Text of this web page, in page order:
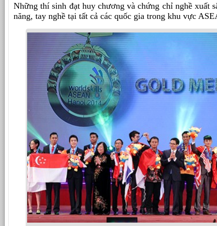
Những thí sinh đạt huy chương và chứng chỉ nghề xuất
năng, tay nghề tại tất cả các quốc gia trong khu vực